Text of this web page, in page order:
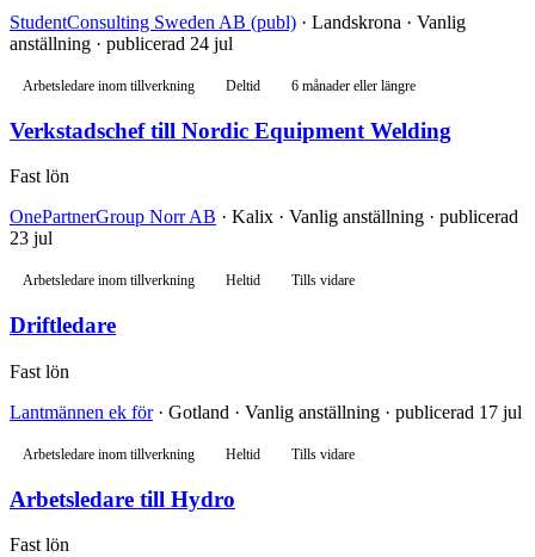
StudentConsulting Sweden AB (publ) · Landskrona · Vanlig
anställning · publicerad 24 jul
Arbetsledare inom tillverkning Deltid 6 månader eller längre
Verkstadschef till Nordic Equipment Welding
Fast lön
OnePartnerGroup Norr AB · Kalix · Vanlig anställning · publicerad
23 jul
Arbetsledare inom tillverkning Heltid Tills vidare
Driftledare
Fast lön
Lantmännen ek för· Gotland · Vanlig anställning · publicerad 17 jul
Arbetsledare inom tillverkning Heltid Tills vidare
Arbetsledare till Hydro
Fast lön